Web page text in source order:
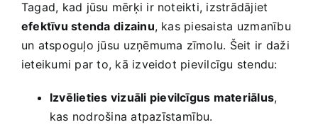
Tagad, kad jūsu mērķi ‌ir noteikti, izstrādājiet
efektīvu stenda⁣ dizainu, kas piesaista ⁣uzmanību
un atspoguļo jūsu ⁣uzņēmuma zīmolu.‌ Šeit ⁤ir daži
ieteikumi par to, kā izveidot ‌pievilcīgu stendu:
Izvēlieties vizuāli pievilcīgus materiālus,
kas nodrošina atpazīstamību.